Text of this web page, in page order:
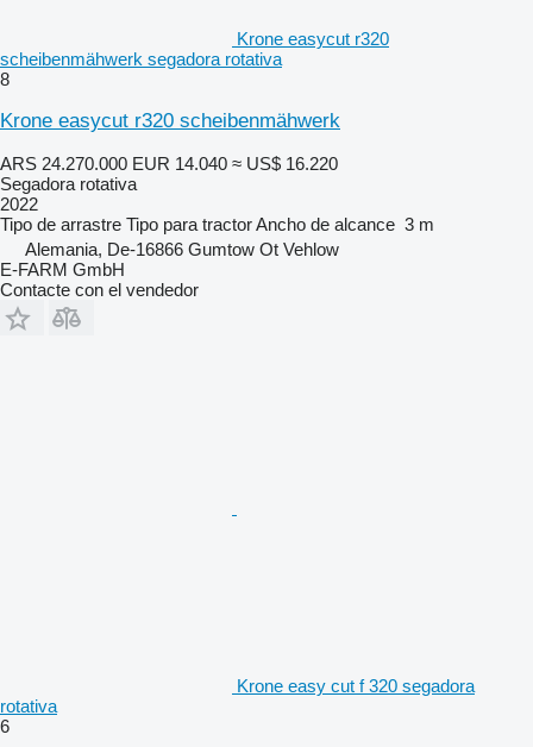
Krone easycut r320
scheibenmähwerk segadora rotativa
8
Krone easycut r320 scheibenmähwerk
ARS 24.270.000 EUR 14.040 ≈ US$ 16.220
Segadora rotativa
2022
Tipo de arrastre Tipo para tractorAncho de alcance 3 m
Alemania, De-16866 Gumtow Ot Vehlow
E-FARM GmbH
Contacte con el vendedor
Krone easy cut f 320 segadora
rotativa
6